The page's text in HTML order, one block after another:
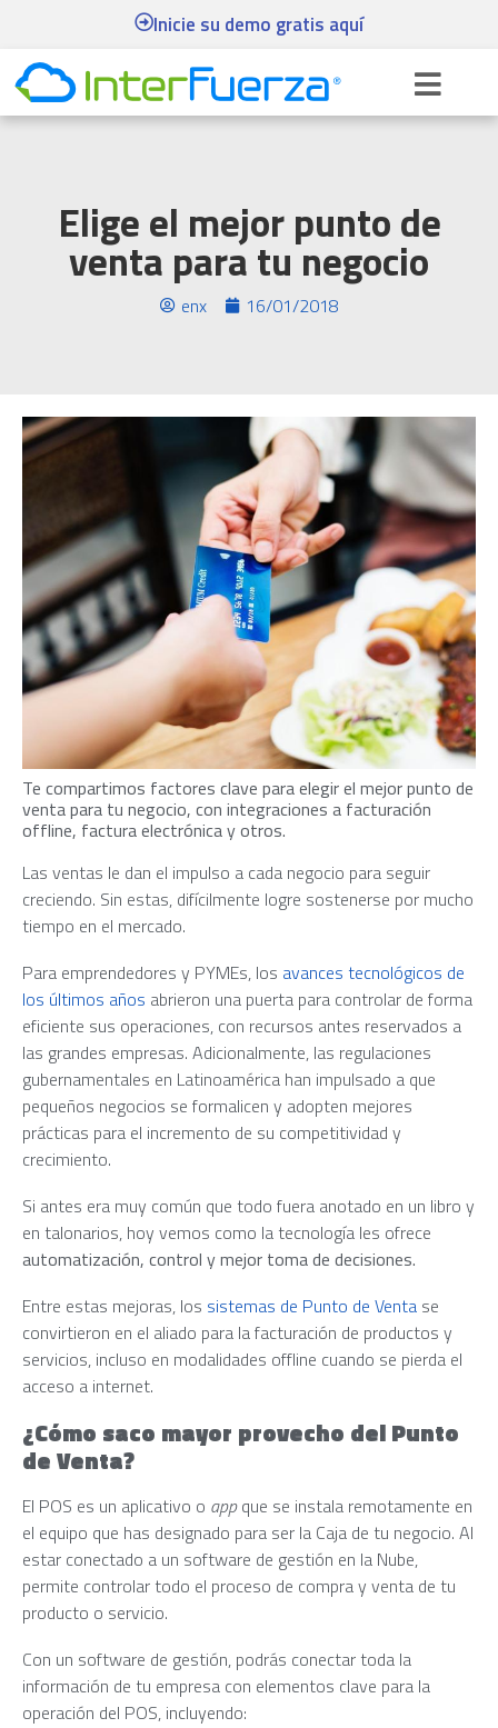
Inicie su demo gratis aquí
Elige el mejor punto de
venta para tu negocio
enx 16/01/2018
Te compartimos factores clave para elegir el mejor punto de
venta para tu negocio, con integraciones a facturación
offline, factura electrónica y otros.
Las ventas le dan el impulso a cada negocio para seguir
creciendo. Sin estas, difícilmente logre sostenerse por mucho
tiempo en el mercado.
Para emprendedores y PYMEs, los avances tecnológicos de
los últimos años abrieron una puerta para controlar de forma
eficiente sus operaciones, con recursos antes reservados a
las grandes empresas. Adicionalmente, las regulaciones
gubernamentales en Latinoamérica han impulsado a que
pequeños negocios se formalicen y adopten mejores
prácticas para el incremento de su competitividad y
crecimiento.
Si antes era muy común que todo fuera anotado en un libro y
en talonarios, hoy vemos como la tecnología les ofrece
automatización, control y mejor toma de decisiones.
Entre estas mejoras, los sistemas de Punto de Venta se
convirtieron en el aliado para la facturación de productos y
servicios, incluso en modalidades offline cuando se pierda el
acceso a internet.
¿Cómo saco mayor provecho del Punto
de Venta?
El POS es un aplicativo o appque se instala remotamente en
el equipo que has designado para ser la Caja de tu negocio. Al
estar conectado a un software de gestión en la Nube,
permite controlar todo el proceso de compra y venta de tu
producto o servicio.
Con un software de gestión, podrás conectar toda la
información de tu empresa con elementos clave para la
operación del POS, incluyendo: